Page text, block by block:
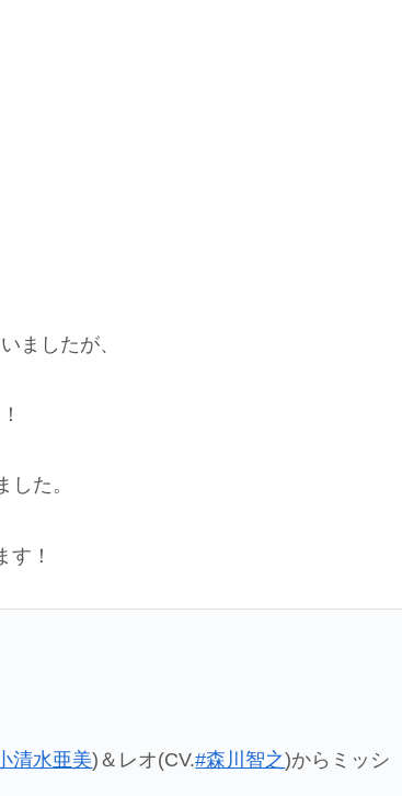
ましたが、
た。
！
清水亜美)＆レオ(CV.#森川智之)からミッシ